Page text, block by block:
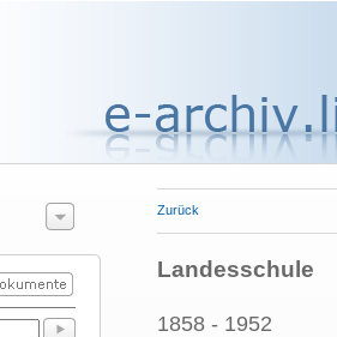
Zurück
Landesschule
1858 - 1952